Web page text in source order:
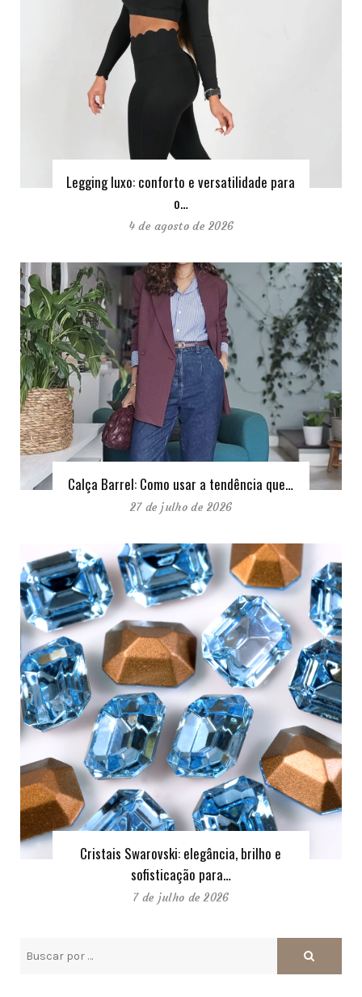
Legging luxo: conforto e versatilidade para
o…
4 de agosto de 2026
Calça Barrel: Como usar a tendência que…
27 de julho de 2026
Cristais Swarovski: elegância, brilho e
sofisticação para…
7 de julho de 2026